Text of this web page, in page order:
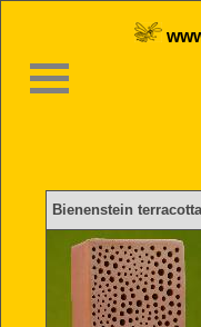
Bienenstein terracotta